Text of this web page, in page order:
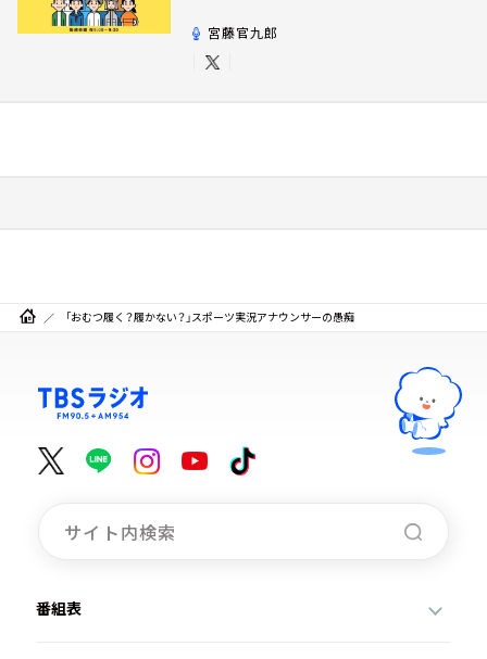
宮藤官九郎
「おむつ履く？履かない？」スポーツ実況アナウンサーの愚痴
番組表